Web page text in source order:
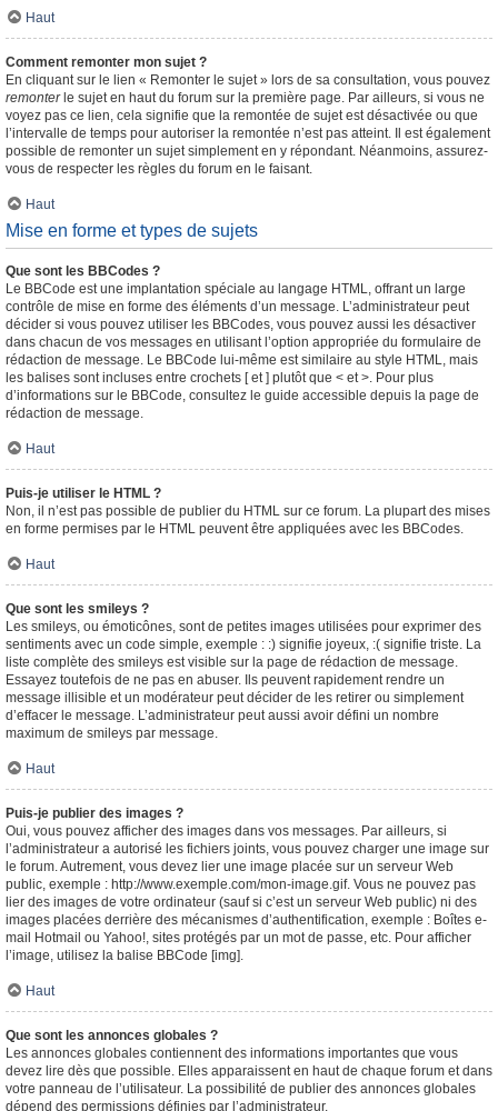
Haut
Comment remonter mon sujet ?
En cliquant sur le lien « Remonter le sujet » lors de sa consultation, vous pouvez
remonterle sujet en haut du forum sur la première page. Par ailleurs, si vous ne
voyez pas ce lien, cela signifie que la remontée de sujet est désactivée ou que
l’intervalle de temps pour autoriser la remontée n’est pas atteint. Il est également
possible de remonter un sujet simplement en y répondant. Néanmoins, assurez-
vous de respecter les règles du forum en le faisant.
Haut
Mise en forme et types de sujets
Que sont les BBCodes ?
Le BBCode est une implantation spéciale au langage HTML, offrant un large
contrôle de mise en forme des éléments d’un message. L’administrateur peut
décider si vous pouvez utiliser les BBCodes, vous pouvez aussi les désactiver
dans chacun de vos messages en utilisant l’option appropriée du formulaire de
rédaction de message. Le BBCode lui-même est similaire au style HTML, mais
les balises sont incluses entre crochets [ et ] plutôt que < et >. Pour plus
d’informations sur le BBCode, consultez le guide accessible depuis la page de
rédaction de message.
Haut
Puis-je utiliser le HTML ?
Non, il n’est pas possible de publier du HTML sur ce forum. La plupart des mises
en forme permises par le HTML peuvent être appliquées avec les BBCodes.
Haut
Que sont les smileys ?
Les smileys, ou émoticônes, sont de petites images utilisées pour exprimer des
sentiments avec un code simple, exemple : :) signifie joyeux, :( signifie triste. La
liste complète des smileys est visible sur la page de rédaction de message.
Essayez toutefois de ne pas en abuser. Ils peuvent rapidement rendre un
message illisible et un modérateur peut décider de les retirer ou simplement
d’effacer le message. L’administrateur peut aussi avoir défini un nombre
maximum de smileys par message.
Haut
Puis-je publier des images ?
Oui, vous pouvez afficher des images dans vos messages. Par ailleurs, si
l’administrateur a autorisé les fichiers joints, vous pouvez charger une image sur
le forum. Autrement, vous devez lier une image placée sur un serveur Web
public, exemple : http://www.exemple.com/mon-image.gif. Vous ne pouvez pas
lier des images de votre ordinateur (sauf si c’est un serveur Web public) ni des
images placées derrière des mécanismes d’authentification, exemple : Boîtes e-
mail Hotmail ou Yahoo!, sites protégés par un mot de passe, etc. Pour afficher
l’image, utilisez la balise BBCode [img].
Haut
Que sont les annonces globales ?
Les annonces globales contiennent des informations importantes que vous
devez lire dès que possible. Elles apparaissent en haut de chaque forum et dans
votre panneau de l’utilisateur. La possibilité de publier des annonces globales
dépend des permissions définies par l’administrateur.